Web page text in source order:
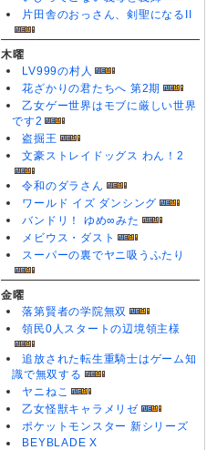
片田舎のおっさん、剣聖になるII
木曜
LV999の村人
花ざかりの君たちへ 第2期
乙女ゲー世界はモブに厳しい世界
です2
盗掘王
文豪ストレイドッグス わん！2
令和のダラさん
ワールド イズ ダンシング
バンドリ！ ゆめ∞みた
メビウス・ダスト
スーパーの裏でヤニ吸うふたり
金曜
落第賢者の学院無双
領民0人スタートの辺境領主様
追放された転生重騎士はゲーム知
識で無双する
ヤニねこ
乙女怪獣キャラメリゼ
ポケットモンスター 新シリーズ
BEYBLADE X